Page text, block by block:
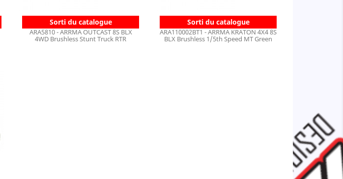
Sorti du catalogue
ARA5810 - ARRMA OUTCAST 8S BLX
4WD Brushless Stunt Truck RTR
Sorti du catalogue
ARA110002BT1 - ARRMA KRATON 4X4 8S
BLX Brushless 1/5th Speed MT Green